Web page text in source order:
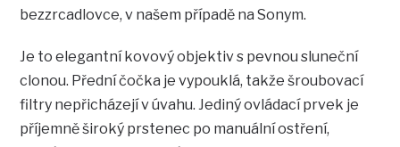
bezzrcadlovce, v našem případě na Sonym.
Je to elegantní kovový objektiv s pevnou sluneční
clonou. Přední čočka je vypouklá, takže šroubovací
filtry nepřicházejí v úvahu. Jediný ovládací prvek je
příjemně široký prstenec po manuální ostření,